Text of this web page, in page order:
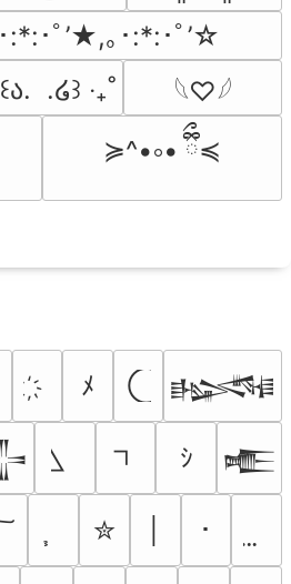
･ﾟ’★,｡･:*:･ﾟ’☆
.໒꒱ ‧₊˚ 𓆩♡𓆪
≽^•༚• ྀིྀ≼
ﾒ 𒈙
ｼ 𒍫
✮ ･